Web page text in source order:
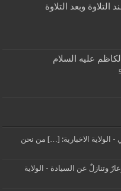
التلاوة وبعد التلاوة
عليه السلام
- الولاية الاخبارية: […] من نحن
وتنازلٌ عن السيادة - الولاية